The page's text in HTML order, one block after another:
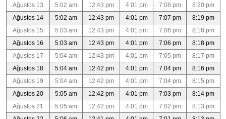
Ağustos 13
5:02 am 12:43 pm 4:01 pm 7:08 pm
8:20 pm
Ağustos 14
5:02 am 12:43 pm 4:01 pm 7:07 pm
8:19 pm
Ağustos 15
5:03 am 12:43 pm 4:01 pm 7:06 pm
8:18 pm
Ağustos 16
5:03 am 12:43 pm 4:01 pm 7:06 pm
8:18 pm
Ağustos 17
5:04 am 12:43 pm 4:01 pm 7:05 pm
8:17 pm
Ağustos 18
5:04 am 12:42 pm 4:01 pm 7:04 pm
8:16 pm
Ağustos 19
5:04 am 12:42 pm 4:01 pm 7:04 pm
8:15 pm
Ağustos 20
5:05 am 12:42 pm 4:01 pm 7:03 pm
8:14 pm
Ağustos 21
5:05 am 12:42 pm 4:01 pm 7:02 pm
8:13 pm